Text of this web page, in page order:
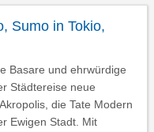
Sumo in Tokio,
Basare und ehrwürdige
Städtereise neue
die Tate Modern
Ewigen Stadt. Mit